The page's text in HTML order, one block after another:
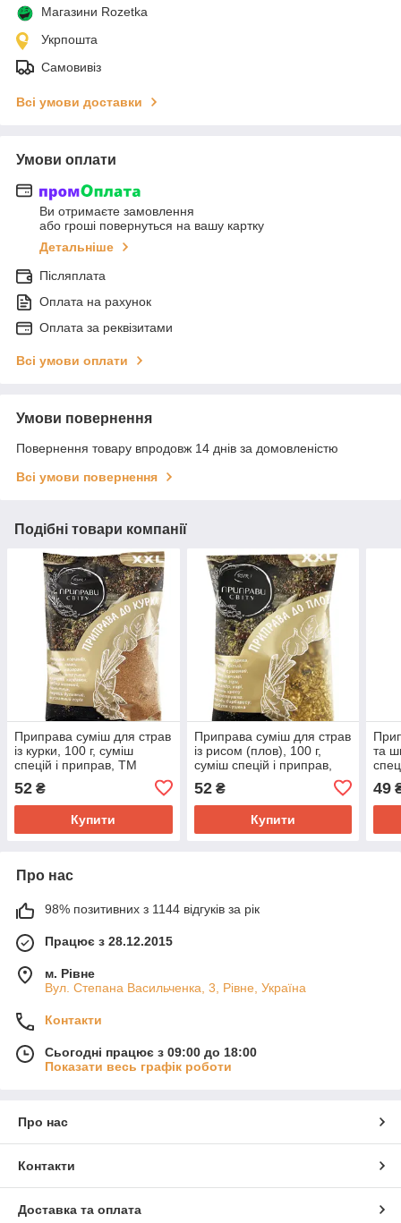
Магазини Rozetka
Укрпошта
Самовивіз
Всі умови доставки
Умови оплати
Ви отримаєте замовлення
або гроші повернуться на вашу картку
Детальніше
Післяплата
Оплата на рахунок
Оплата за реквізитами
Всі умови оплати
Умови повернення
Повернення товару впродовж 14 днів за домовленістю
Всі умови повернення
Подібні товари компанії
Приправа суміш для страв
із курки, 100 г, суміш
спецій і приправ, ТМ
52 ₴
Купити
Приправа суміш для страв
із рисом (плов), 100 г,
суміш спецій і приправ,
52₴
Купити
та
49
Про нас
98% позитивних з 1144 відгуків за рік
Працює з 28.12.2015
м. Рівне
Вул. Степана Васильченка, 3, Рівне, Україна
Контакти
Сьогодні працює з 09:00 до 18:00
Показати весь графік роботи
Про нас
Контакти
Доставка та оплата